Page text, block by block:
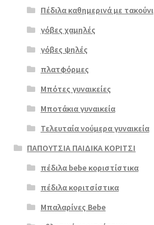
Επιλο
Πέδιλα καθημερινά με τακούνι
γόβες χαμηλές
γόβες ψηλές
πλατφόρμες
Μπότες γυναικείες
Μποτάκια γυναικεία
Τελευταία νούμερα γυναικεία
ΠΑΠΟΥΤΣΙΑ ΠΑΙΔΙΚΑ ΚΟΡΙΤΣΙ
πέδιλα bebe κοριστίστικα
πέδιλα κοριτσίστικα
Μπαλαρίνες Bebe